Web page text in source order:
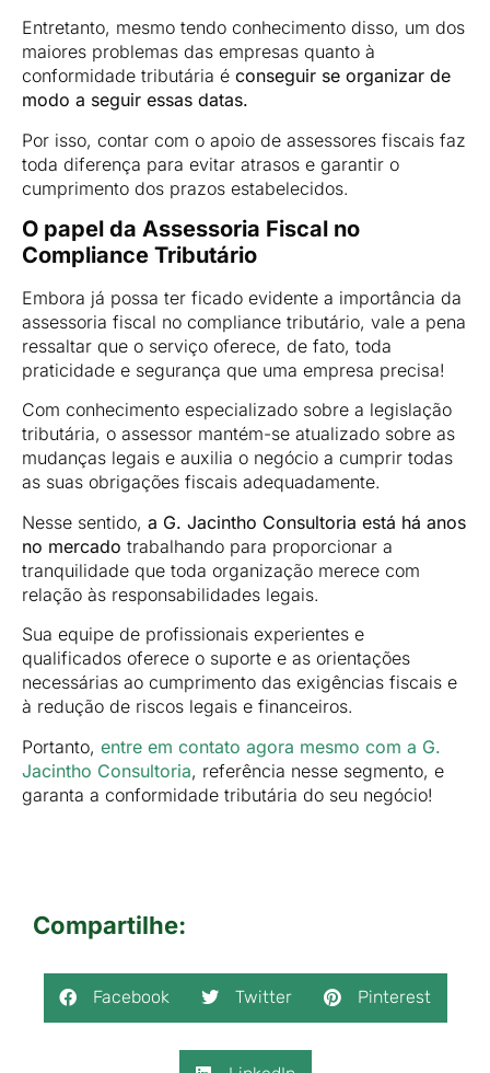
Entretanto, mesmo tendo conhecimento disso, um dos
maiores problemas das empresas quanto à
conformidade tributária é conseguir se organizar de
modo a seguir essas datas.
Por isso, contar com o apoio de assessores fiscais faz
toda diferença para evitar atrasos e garantir o
cumprimento dos prazos estabelecidos.
O papel da Assessoria Fiscal no
Compliance Tributário
Embora já possa ter ficado evidente a importância da
assessoria fiscal no compliance tributário, vale a pena
ressaltar que o serviço oferece, de fato, toda
praticidade e segurança que uma empresa precisa!
Com conhecimento especializado sobre a legislação
tributária, o assessor mantém-se atualizado sobre as
mudanças legais e auxilia o negócio a cumprir todas
as suas obrigações fiscais adequadamente.
Nesse sentido, a G. Jacintho Consultoria está há anos
no mercado trabalhando para proporcionar a
tranquilidade que toda organização merece com
relação às responsabilidades legais.
Sua equipe de profissionais experientes e
qualificados oferece o suporte e as orientações
necessárias ao cumprimento das exigências fiscais e
à redução de riscos legais e financeiros.
Portanto, entre em contato agora mesmo com a G.
Jacintho Consultoria, referência nesse segmento, e
garanta a conformidade tributária do seu negócio!
Compartilhe:
Facebook Twitter Pinterest